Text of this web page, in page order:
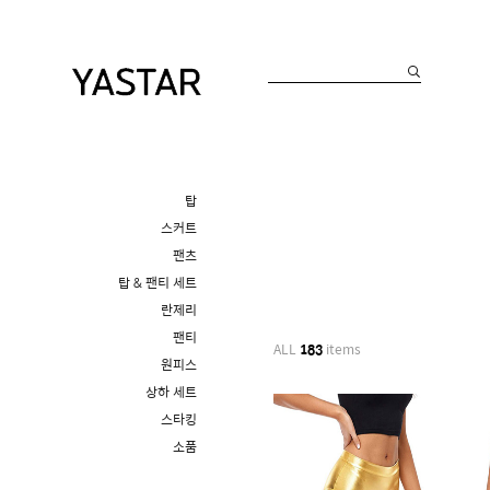
탑
스커트
팬츠
탑 & 팬티 세트
란제리
팬티
원피스
상하 세트
스타킹
소품
ALL 183 items